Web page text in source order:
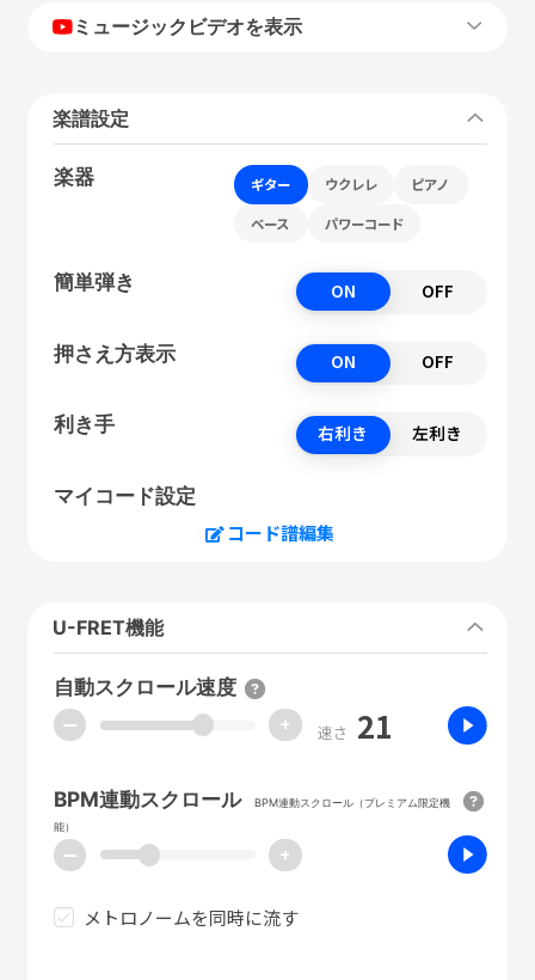
ミュージックビデオを表示
楽譜設定
楽器 ギター ウクレレ ピアノ
ベース パワーコード
簡単弾き ON OFF
押さえ方表示 ON OFF
利き手 右利き 左利き
マイコード設定
コード譜編集
U-FRET機能
自動スクロール速度
ー + 速さ 21
BPM連動スクロール
BPM連動スクロール（プレミアム限定機
能）
ー +
メトロノームを同時に流す